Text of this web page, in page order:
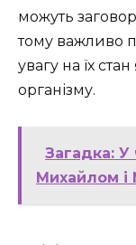
можуть
тому важливо
увагу на їх
організму.
Загадка: У
Михайлом